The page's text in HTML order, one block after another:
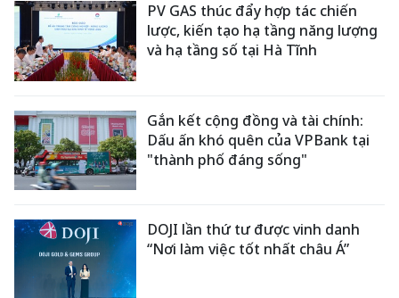
PV GAS thúc đẩy hợp tác chiến
lược, kiến tạo hạ tầng năng lượng
và hạ tầng số tại Hà Tĩnh
Gắn kết cộng đồng và tài chính:
Dấu ấn khó quên của VPBank tại
"thành phố đáng sống"
DOJI lần thứ tư được vinh danh
“Nơi làm việc tốt nhất châu Á”